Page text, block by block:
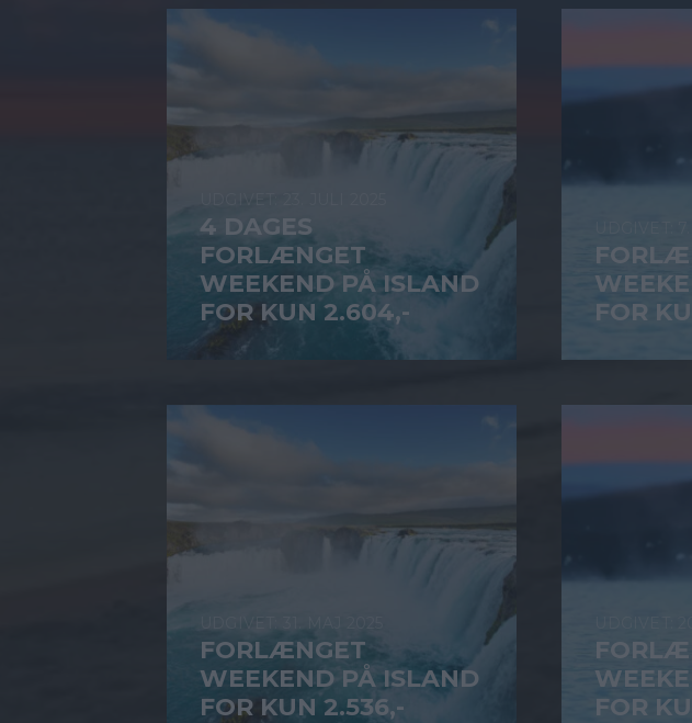
4 DAGES
FORLÆNGET
WEEKEND PÅ ISLAND
FOR KUN 2.604,-
FOR
FORLÆNGET
WEEKEND PÅ ISLAND
FOR KUN 2.536,-
FOR